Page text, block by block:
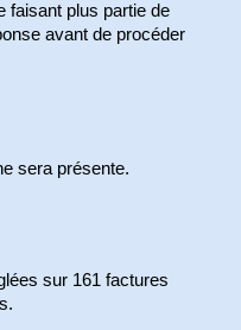
faisant plus partie de
avant de procéder
sera présente.
sur 161 factures